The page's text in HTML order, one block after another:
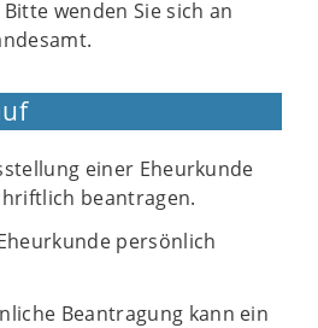
wenden Sie sich an
einer Eheurkunde
beantragen.
persönlich
Beantragung kann ein